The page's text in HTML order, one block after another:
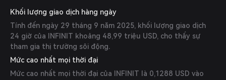
Khối lượng giao dịch hàng ngày
Tính đến ngày 29 tháng 9 năm 2025, khối lượng giao dịch
24 giờ của INFINIT khoảng 48,99 triệu USD, cho thấy sự
tham gia thị trường sôi động.
Mức cao nhất mọi thời đại
Mức cao nhất mọi thời đại của INFINIT là 0,1288 USD vào